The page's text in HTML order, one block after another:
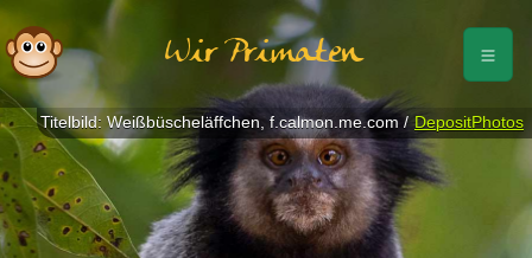
Wir Primaten
Titelbild: Weißbüscheläffchen, f.calmon.me.com / DepositPhotos